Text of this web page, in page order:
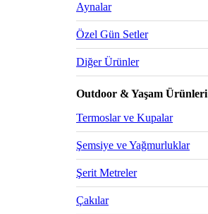
Aynalar
Özel Gün Setler
Diğer Ürünler
Outdoor & Yaşam Ürünleri
Termoslar ve Kupalar
Şemsiye ve Yağmurluklar
Şerit Metreler
Çakılar